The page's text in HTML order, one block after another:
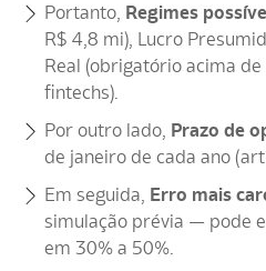
Portanto, Regimes
R$ 4,8 mi), Lucro
Real (obrigatório acima
fintechs).
Por outro lado, Prazo de
de janeiro de cada ano
Em seguida, Erro mais
simulação prévia — pode
em 30% a 50%.